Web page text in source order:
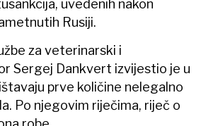
uvedenih nakon
Rusiji.
za veterinarski i
Sergej Dankvert izvijestio je u
prve količine nelegalno
Po njegovim riječima, riječ o